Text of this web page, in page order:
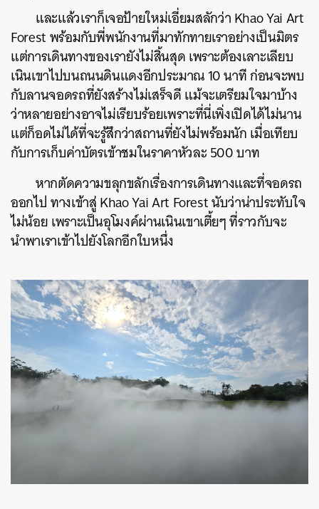
และแล้วเราก็เจอป้ายใหม่เอี่ยมสลักว่า Khao Yai Art
Forest พร้อมกับพี่พนักงานที่มาทักทายเราอย่างเป็นมิตร
แต่การเดินทางของเรายังไม่สิ้นสุด เพราะต้องเลาะเลียบ
เนินเขาไปบนถนนดินแดงอีกประมาณ 10 นาที ก่อนจะพบ
กับลานจอดรถที่ยังสร้างไม่เสร็จดี แม้จะเตรียมใจมาบ้าง
ว่าหลายอย่างอาจไม่เรียบร้อยเพราะที่นี่เพิ่งเปิดได้ไม่นาน
แต่ก็อดไม่ได้ที่จะรู้สึกว่าสถานที่ยังไม่พร้อมนัก เมื่อเทียบ
กับการเก็บค่าบัตรเข้าชมในราคาหัวละ 500 บาท
หากตัดความขลุกขลักเรื่องการเดินทางและที่จอดรถ
ออกไป ทางเข้าสู่ Khao Yai Art Forest นับว่าน่าประทับใจ
ไม่น้อย เพราะเป็นอุโมงค์ผ่านเนินเขาเตี้ยๆ ที่ราวกับจะ
นำพาเราเข้าไปยังโลกอีกใบหนึ่ง